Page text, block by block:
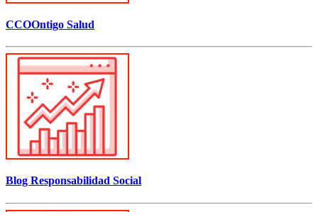
CCOOntigo Salud
Blog Responsabilidad Social